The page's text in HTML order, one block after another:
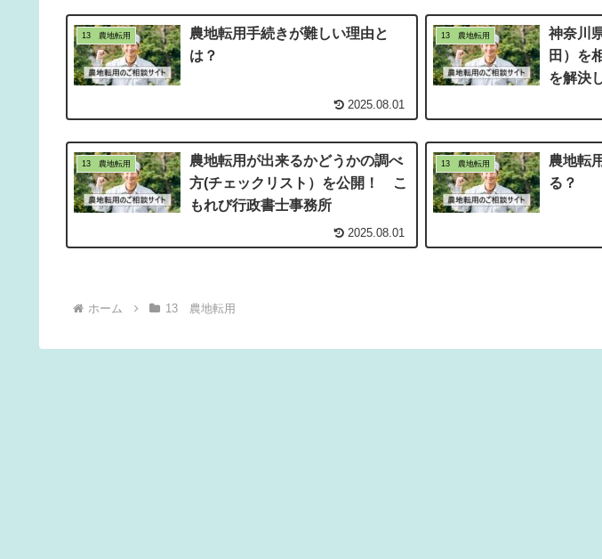
13 農地転用
農地転用手続きが難しい理由と
は？
2025.08.01
13 農地転用
神奈川
田）を
を解決
13 農地転用
農地転用が出来るかどうかの調べ
方(チェックリスト）を公開！ こ
もれび行政書士事務所
2025.08.01
13 農地転用
農地転
る？
ホーム 13 農地転用